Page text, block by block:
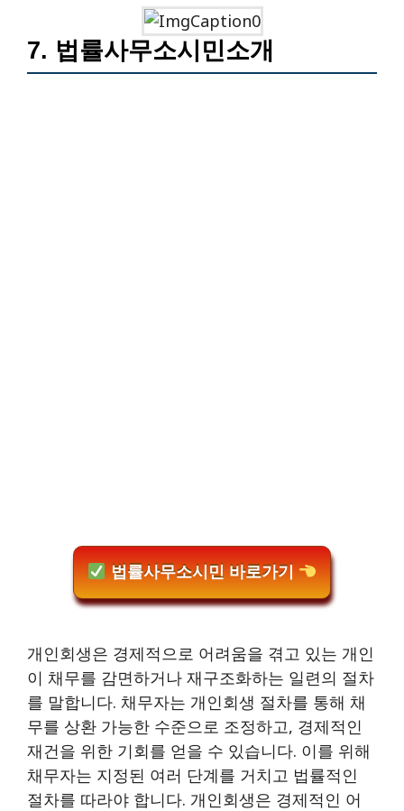
7. 법률사무소시민소개
법률사무소시민 바로가기
개인회생은 경제적으로 어려움을 겪고 있는 개인
이 채무를 감면하거나 재구조화하는 일련의 절차
를 말합니다. 채무자는 개인회생 절차를 통해 채
무를 상환 가능한 수준으로 조정하고, 경제적인
재건을 위한 기회를 얻을 수 있습니다. 이를 위해
채무자는 지정된 여러 단계를 거치고 법률적인
절차를 따라야 합니다. 개인회생은 경제적인 어